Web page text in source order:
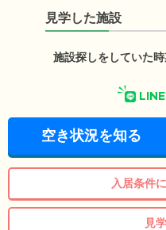
見学した施設
施設探しをしていた時
LINE
空き状況を知る
入居条件
見